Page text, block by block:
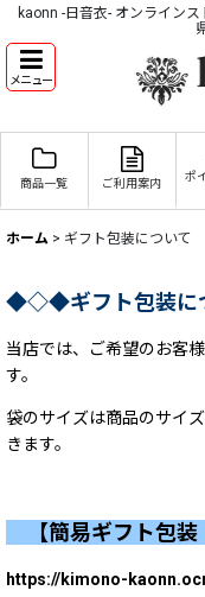
kaonn -日音衣- オンライン
メニュー
商品一覧 ご利用案内
ポ
ホーム > ギフト包装について
◆◇◆ギフト包装に
当店では、ご希望のお客
す。
袋のサイズは商品のサイ
きます。
【簡易ギフト包
https://kimono-